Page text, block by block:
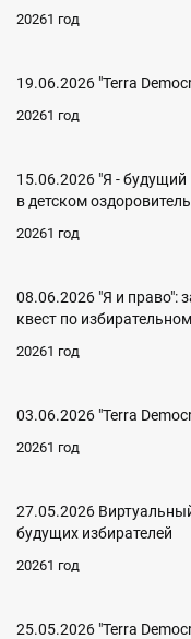
20261 год
19.06.2026 "Terra
20261 год
15.06.2026 "Я - будущий
в детском
20261 год
08.06.2026 "Я и право":
квест по
20261 год
03.06.2026 "Terra
20261 год
27.05.2026
будущих избирателей
20261 год
25.05.2026 "Terra